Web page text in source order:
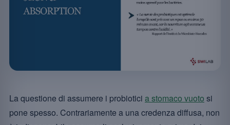
La questione di assumere i probiotici a stomaco vuoto si
pone spesso. Contrariamente a una credenza diffusa, non